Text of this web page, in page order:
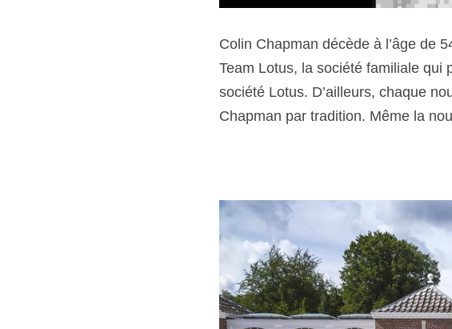
Colin Chapman décède à l’âge de
Team Lotus, la société familiale qui
société Lotus. D’ailleurs, chaque
Chapman par tradition. Même la